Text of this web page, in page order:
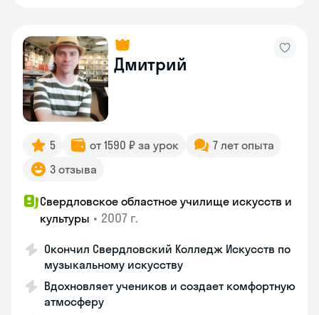
Дмитрий
5 от 1590 ₽ за урок
7 лет опыта
3 отзыва
Свердловское областное училище искусств и
культуры • 2007 г.
Окончил Свердловский Колледж Искусств по
музыкальному искусству
Вдохновляет учеников и создает комфортную
атмосферу